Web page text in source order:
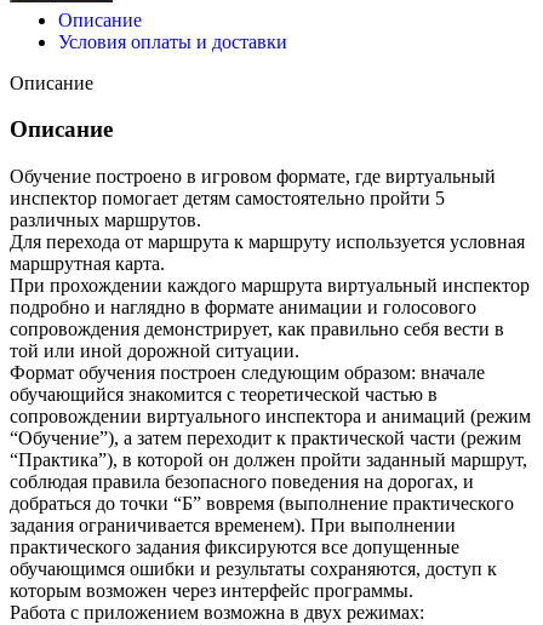
Описание
Условия оплаты и доставки
Описание
Описание
Обучение построено в игровом формате, где виртуальный
инспектор помогает детям самостоятельно пройти 5
различных маршрутов.
Для перехода от маршрута к маршруту используется условная
маршрутная карта.
При прохождении каждого маршрута виртуальный инспектор
подробно и наглядно в формате анимации и голосового
сопровождения демонстрирует, как правильно себя вести в
той или иной дорожной ситуации.
Формат обучения построен следующим образом: вначале
обучающийся знакомится с теоретической частью в
сопровождении виртуального инспектора и анимаций (режим
“Обучение”), а затем переходит к практической части (режим
“Практика”), в которой он должен пройти заданный маршрут,
соблюдая правила безопасного поведения на дорогах, и
добраться до точки “Б” вовремя (выполнение практического
задания ограничивается временем). При выполнении
практического задания фиксируются все допущенные
обучающимся ошибки и результаты сохраняются, доступ к
которым возможен через интерфейс программы.
Работа с приложением возможна в двух режимах: